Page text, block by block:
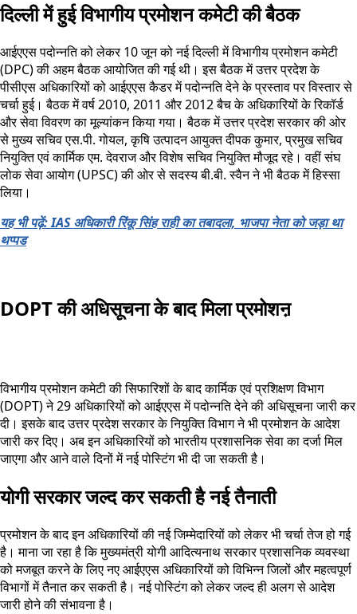
दिल्ली में हुई विभागीय प्रमोशन कमेटी की बैठक
आईएएस पदोन्नति को लेकर 10 जून को नई दिल्ली में विभागीय प्रमोशन कमेटी
(DPC) की अहम बैठक आयोजित की गई थी। इस बैठक में उत्तर प्रदेश के
पीसीएस अधिकारियों को आईएएस कैडर में पदोन्नति देने के प्रस्ताव पर विस्तार से
चर्चा हुई। बैठक में वर्ष 2010, 2011 और 2012 बैच के अधिकारियों के रिकॉर्ड
और सेवा विवरण का मूल्यांकन किया गया। बैठक में उत्तर प्रदेश सरकार की ओर
से मुख्य सचिव एस.पी. गोयल, कृषि उत्पादन आयुक्त दीपक कुमार, प्रमुख सचिव
नियुक्ति एवं कार्मिक एम. देवराज और विशेष सचिव नियुक्ति मौजूद रहे। वहीं संघ
लोक सेवा आयोग (UPSC) की ओर से सदस्य बी.बी. स्वैन ने भी बैठक में हिस्सा
लिया।
यह भी पढ़ें: IAS अधिकारी रिंकू सिंह राही का तबादला, भाजपा नेता को जड़ा था
थप्पड
DOPT की अधिसूचना के बाद मिला प्रमोशऩ
विभागीय प्रमोशन कमेटी की सिफारिशों के बाद कार्मिक एवं प्रशिक्षण विभाग
(DOPT) ने 29 अधिकारियों को आईएएस में पदोन्नति देने की अधिसूचना जारी कर
दी। इसके बाद उत्तर प्रदेश सरकार के नियुक्ति विभाग ने भी प्रमोशन के आदेश
जारी कर दिए। अब इन अधिकारियों को भारतीय प्रशासनिक सेवा का दर्जा मिल
जाएगा और आने वाले दिनों में नई पोस्टिंग भी दी जा सकती है।
योगी सरकार जल्द कर सकती है नई तैनाती
प्रमोशन के बाद इन अधिकारियों की नई जिम्मेदारियों को लेकर भी चर्चा तेज हो गई
है। माना जा रहा है कि मुख्यमंत्री योगी आदित्यनाथ सरकार प्रशासनिक व्यवस्था
को मजबूत करने के लिए नए आईएएस अधिकारियों को विभिन्न जिलों और महत्वपूर्ण
विभागों में तैनात कर सकती है। नई पोस्टिंग को लेकर जल्द ही अलग से आदेश
जारी होने की संभावना है।